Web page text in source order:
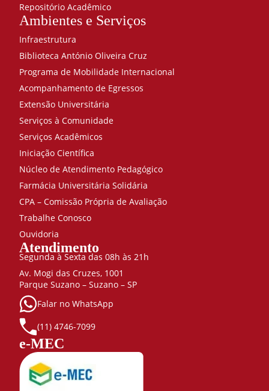
Repositório Acadêmico
Ambientes e Serviços
Infraestrutura
Biblioteca António Oliveira Cruz
Programa de Mobilidade Internacional
Acompanhamento de Egressos
Extensão Universitária
Serviços à Comunidade
Serviços Acadêmicos
Iniciação Científica
Núcleo de Atendimento Pedagógico
Farmácia Universitária Solidária
CPA – Comissão Própria de Avaliação
Trabalhe Conosco
Ouvidoria
Atendimento
Segunda à Sexta das 08h às 21h
Av. Mogi das Cruzes, 1001
Parque Suzano – Suzano – SP
Falar no WhatsApp
(11) 4746-7099
e-MEC